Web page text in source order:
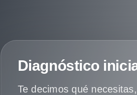
Diagnóstico
Te decimos qué